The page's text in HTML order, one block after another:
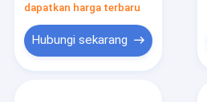
dapatkan harga terbaru
Hubungi sekarang